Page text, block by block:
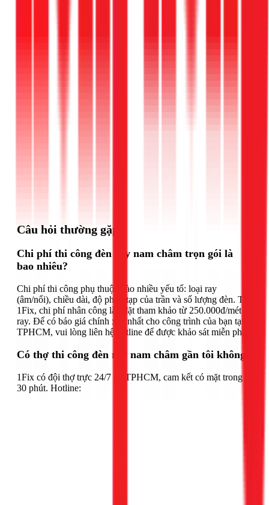
Câu hỏi thường gặp
Chi phí thi công đèn ray nam châm trọn gói là
bao nhiêu?
Chi phí thi công phụ thuộc vào nhiều yếu tố: loại ray
(âm/nổi), chiều dài, độ phức tạp của trần và số lượng đèn. Tại
1Fix, chi phí nhân công lắp đặt tham khảo từ 250.000đ/mét
ray. Để có báo giá chính xác nhất cho công trình của bạn tại
TPHCM, vui lòng liên hệ hotline để được khảo sát miễn phí.
Có thợ thi công đèn ray nam châm gần tôi không?
1Fix có đội thợ trực 24/7 tại TPHCM, cam kết có mặt trong
30 phút. Hotline: